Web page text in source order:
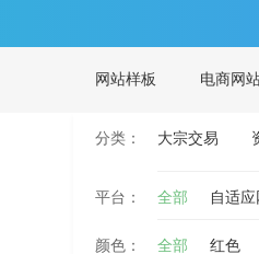
网站样板 电商网
分类： 大宗交易
平台： 全部 自适
颜色： 全部 红色